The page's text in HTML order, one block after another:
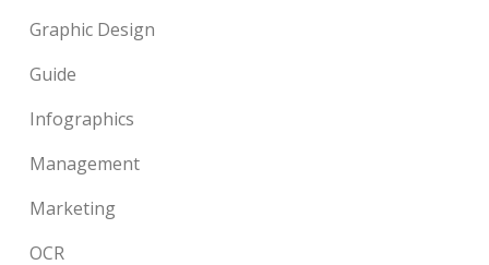
Graphic Design
Guide
Infographics
Management
Marketing
OCR